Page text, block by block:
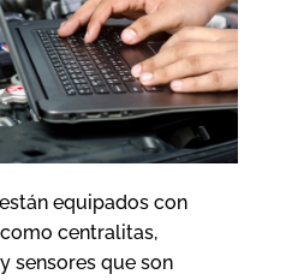
equipados con
centralitas,
sensores que son